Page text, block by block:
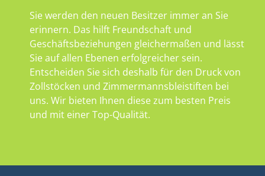
Sie werden den neuen Besitzer immer an Sie
erinnern. Das hilft Freundschaft und
Geschäftsbeziehungen gleichermaßen und lässt
Sie auf allen Ebenen erfolgreicher sein.
Entscheiden Sie sich deshalb für den Druck von
Zollstöcken und Zimmermannsbleistiften bei
uns. Wir bieten Ihnen diese zum besten Preis
und mit einer Top-Qualität.